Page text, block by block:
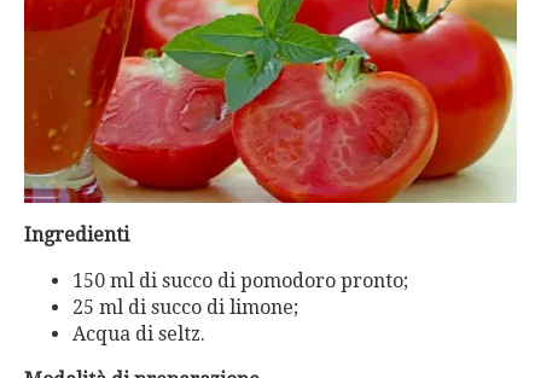
Ingredienti
150 ml di succo di pomodoro pronto;
25 ml di succo di limone;
Acqua di seltz.